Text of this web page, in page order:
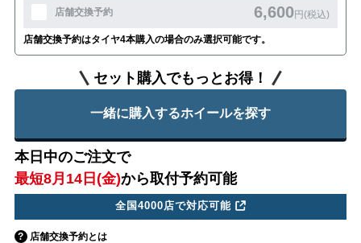
店舗交換予約 6,600円(税込)
店舗交換予約はタイヤ4本購入の場合のみ選択可能です。
セット購入でもっとお得！
一緒に購入するホイールを探す
本日中のご注文で
最短8月14日(金)から取付予約可能
全国4000店で対応可能
店舗交換予約とは